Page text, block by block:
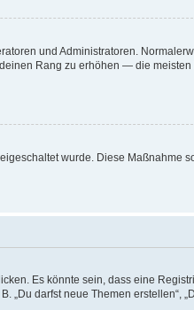
und Administratoren.
Rang zu erhöhen — die
wurde. Diese Maßnahme
Es könnte sein, dass eine
„Du darfst neue Themen erstellen“,